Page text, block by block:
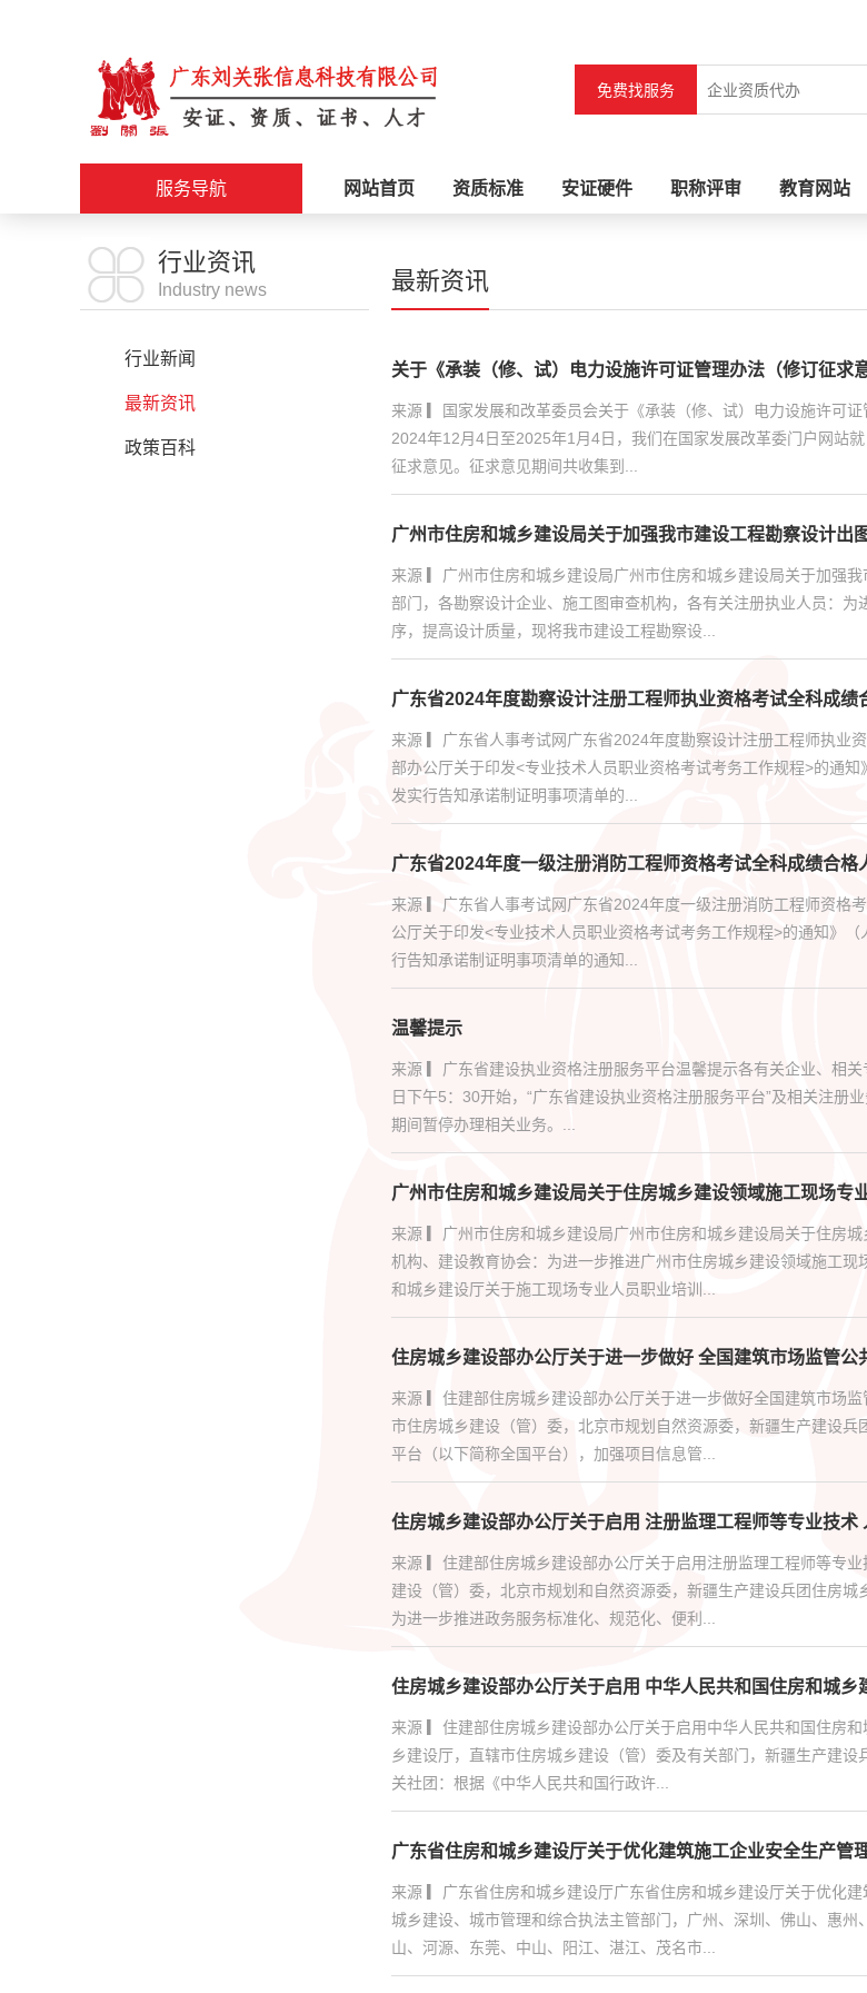
免费找服务
服务导航 网站首页 资质标准 安证硬件 职称评审 教育网站
施工资质
安证办理
科创政策
行业资讯
Industry news
行业新闻
最新资讯
政策百科
最新资讯
关于《承装（修、试）电力设施许可证管理办法（修订征求
来源 ▎国家发展和改革委员会关于《承装（修、试）电力设施许可
2024年12月4日至2025年1月4日，我们在国家发展改革委门户网站
征求意见。征求意见期间共收集到...
广州市住房和城乡建设局关于加强我市建设工程勘察设计出
来源 ▎广州市住房和城乡建设局广州市住房和城乡建设局关于加强
部门，各勘察设计企业、施工图审查机构，各有关注册执业人员：
序，提高设计质量，现将我市建设工程勘察设...
广东省2024年度勘察设计注册工程师执业资格考试全科成
来源 ▎广东省人事考试网广东省2024年度勘察设计注册工程师执业
部办公厅关于印发<专业技术人员职业资格考试考务工作规程>的通
发实行告知承诺制证明事项清单的...
广东省2024年度一级注册消防工程师资格考试全科成绩合
来源 ▎广东省人事考试网广东省2024年度一级注册消防工程师资格
公厅关于印发<专业技术人员职业资格考试考务工作规程>的通知》
行告知承诺制证明事项清单的通知...
温馨提示
来源 ▎广东省建设执业资格注册服务平台温馨提示各有关企业、相
日下午5：30开始，“广东省建设执业资格注册服务平台”及相关注
期间暂停办理相关业务。...
广州市住房和城乡建设局关于住房城乡建设领域施工现场专
来源 ▎广州市住房和城乡建设局广州市住房和城乡建设局关于住房
机构、建设教育协会：为进一步推进广州市住房城乡建设领域施工
和城乡建设厅关于施工现场专业人员职业培训...
住房城乡建设部办公厅关于进一步做好 全国建筑市场监管公
来源 ▎住建部住房城乡建设部办公厅关于进一步做好全国建筑市场
市住房城乡建设（管）委，北京市规划自然资源委，新疆生产建设
平台（以下简称全国平台），加强项目信息管...
住房城乡建设部办公厅关于启用 注册监理工程师等专业技术
来源 ▎住建部住房城乡建设部办公厅关于启用注册监理工程师等专
建设（管）委，北京市规划和自然资源委，新疆生产建设兵团住房
为进一步推进政务服务标准化、规范化、便利...
住房城乡建设部办公厅关于启用 中华人民共和国住房和城乡
来源 ▎住建部住房城乡建设部办公厅关于启用中华人民共和国住房
乡建设厅，直辖市住房城乡建设（管）委及有关部门，新疆生产建
关社团：根据《中华人民共和国行政许...
广东省住房和城乡建设厅关于优化建筑施工企业安全生产管
来源 ▎广东省住房和城乡建设厅广东省住房和城乡建设厅关于优化
城乡建设、城市管理和综合执法主管部门，广州、深圳、佛山、惠
山、河源、东莞、中山、阳江、湛江、茂名市...